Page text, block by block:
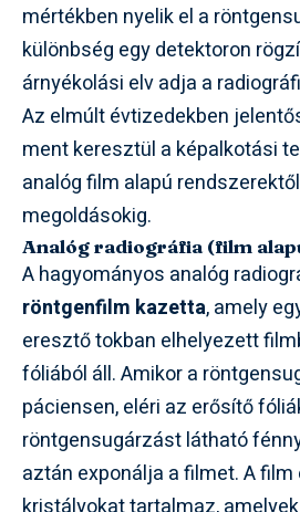
mértékben nyelik el a
különbség egy detektoron
árnyékolási elv adja a
Az elmúlt évtizedekben
ment keresztül a képalkotási
analóg film alapú
megoldásokig.
Analóg radiográfia (film
A hagyományos analóg
röntgenfilm kazetta, amely
eresztő tokban elhelyezett
fóliából áll. Amikor a
páciensen, eléri az erősítő
röntgensugárzást látható
aztán exponálja a filmet. A